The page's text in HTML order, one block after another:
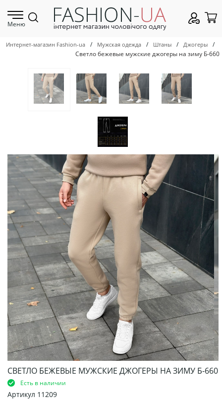
Меню
Интернет-магазин Fashion-ua / Мужская одежда / Штаны / Джогеры
/
Светло бежевые мужские джогеры на зиму Б-660
СВЕТЛО БЕЖЕВЫЕ МУЖСКИЕ ДЖОГЕРЫ НА ЗИМУ Б-660
Есть в наличии
Артикул 11209